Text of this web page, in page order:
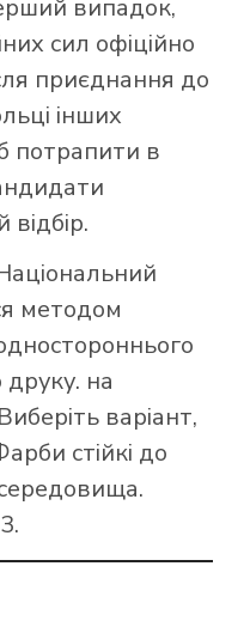
випадок,
сил офіційно
приєднання до
інших
потрапити в
методом
друку. на
варіант,
стійкі до